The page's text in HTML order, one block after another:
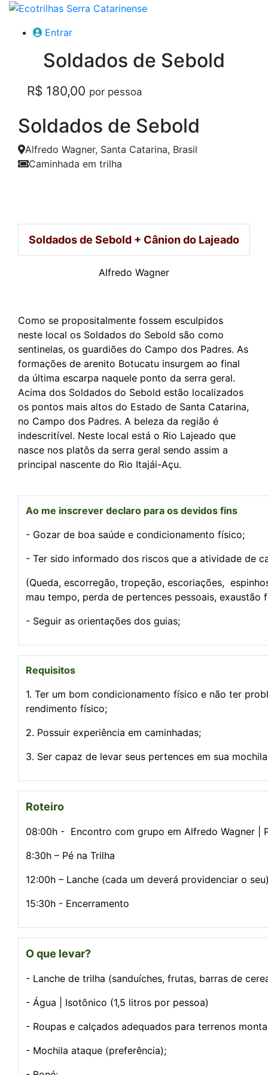
Entrar
Soldados de Sebold
R$ 180,00 por pessoa
Soldados de Sebold
Alfredo Wagner, Santa Catarina, Brasil
Caminhada em trilha
Soldados de Sebold + Cânion do Lajeado
Alfredo Wagner
Como se propositalmente fossem esculpidos
neste local os Soldados do Sebold são como
sentinelas, os guardiões do Campo dos Padres. As
formações de arenito Botucatu insurgem ao final
da última escarpa naquele ponto da serra geral.
Acima dos Soldados do Sebold estão localizados
os pontos mais altos do Estado de Santa Catarina,
no Campo dos Padres. A beleza da região é
indescritível. Neste local está o Rio Lajeado que
nasce nos platôs da serra geral sendo assim a
principal nascente do Rio Itajái-Açu.
Ao me inscrever declaro para os devidos fins
- Gozar de boa saúde e condicionamento físico;
- Ter sido informado dos riscos que a atividade de
(Queda, escorregão, tropeção, escoriações,
mau tempo, perda de pertences pessoais, exaustão
- Seguir as orientações dos guias;
Requisitos
1. Ter um bom condicionamento físico e não ter
rendimento físico;
2. Possuir experiência em caminhadas;
3. Ser capaz de levar seus pertences em sua
Roteiro
08:00h - Encontro com grupo em Alfredo Wagner |
8:30h – Pé na Trilha
12:00h – Lanche (cada um deverá providenciar o
15:30h - Encerramento
O que levar?
- Lanche de trilha (sanduíches, frutas, barras de
- Água | Isotônico (1,5 litros por pessoa)
- Roupas e calçados adequados para terrenos
- Mochila ataque (preferência);